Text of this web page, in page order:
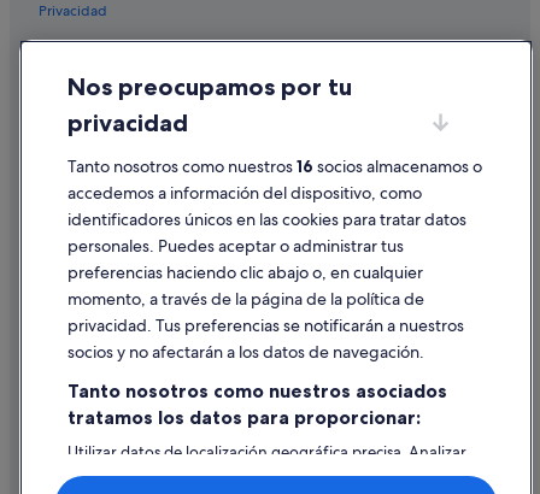
Privacidad
Condiciones de uso
Información legal/contacto
Pautas sobre el contenido y cómo denunciar contenido
Ayuda
Cancelar un vuelo
Cancelar una reserva de hotel o de un alquiler vacacional
Utilizar un cupón de Expedia
Documentos para viajes internacionales
Nos preocupamos por tu
privacidad
Tanto nosotros como nuestros16 socios almacenamos o
accedemos a información del dispositivo, como
identificadores únicos en las cookies para tratar datos
personales. Puedes aceptar o administrar tus
preferencias haciendo clic abajo o, en cualquier
momento, a través de la página de la política de
privacidad. Tus preferencias se notificarán a nuestros
socios y no afectarán a los datos de navegación.
Tanto nosotros como nuestros asociados
tratamos los datos para proporcionar:
Utilizar datos de localización geográfica precisa. Analizar
activamente las características del dispositivo para su